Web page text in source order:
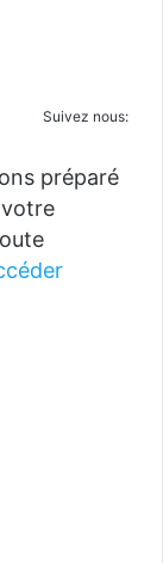
Suivez nous:
préparé